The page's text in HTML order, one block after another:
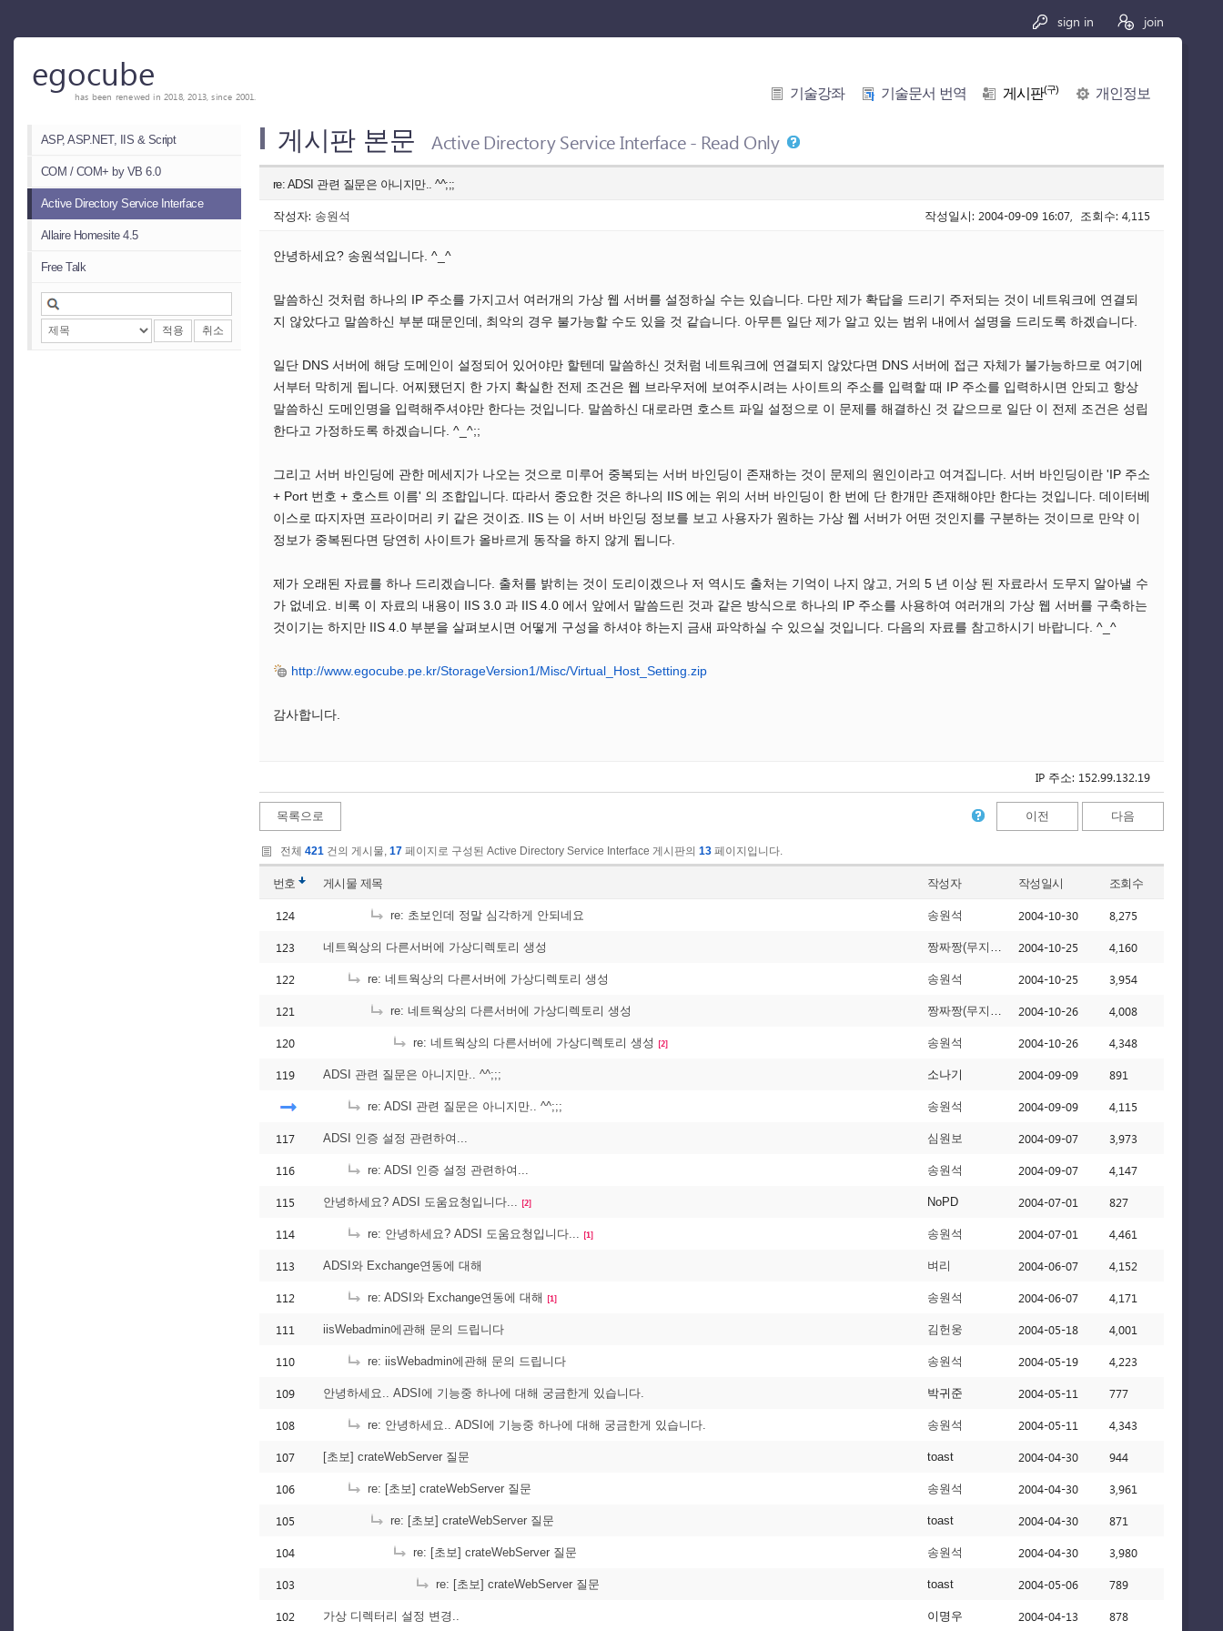
sign in join
egocube
has been renewed in 2018, 2013, since 2001. 기술강좌 기술문서 번역 게시판(구) 개인정보
ASP, ASP.NET, IIS & Script
COM / COM+ by VB 6.0
Active Directory Service Interface
Allaire Homesite 4.5
Free Talk
적용 취소
게시판 본문 Active Directory Service Interface - Read Only
re: ADSI 관련 질문은 아니지만.. ^^;;;
작성자: 송원석 작성일시: 2004-09-09 16:07, 조회수: 4,115
안녕하세요? 송원석입니다. ^_^
말씀하신 것처럼 하나의 IP 주소를 가지고서 여러개의 가상 웹 서버를 설정하실 수는 있습니다. 다만 제가 확답을 드리기 주저되는 것이 네트워크에 연결되
지 않았다고 말씀하신 부분 때문인데, 최악의 경우 불가능할 수도 있을 것 같습니다. 아무튼 일단 제가 알고 있는 범위 내에서 설명을 드리도록 하겠습니다.
일단 DNS 서버에 해당 도메인이 설정되어 있어야만 할텐데 말씀하신 것처럼 네트워크에 연결되지 않았다면 DNS 서버에 접근 자체가 불가능하므로 여기에
서부터 막히게 됩니다. 어찌됐던지 한 가지 확실한 전제 조건은 웹 브라우저에 보여주시려는 사이트의 주소를 입력할 때 IP 주소를 입력하시면 안되고 항상
말씀하신 도메인명을 입력해주셔야만 한다는 것입니다. 말씀하신 대로라면 호스트 파일 설정으로 이 문제를 해결하신 것 같으므로 일단 이 전제 조건은 성립
한다고 가정하도록 하겠습니다. ^_^;;
그리고 서버 바인딩에 관한 메세지가 나오는 것으로 미루어 중복되는 서버 바인딩이 존재하는 것이 문제의 원인이라고 여겨집니다. 서버 바인딩이란 'IP 주소
+ Port 번호 + 호스트 이름' 의 조합입니다. 따라서 중요한 것은 하나의 IIS 에는 위의 서버 바인딩이 한 번에 단 한개만 존재해야만 한다는 것입니다. 데이터베
이스로 따지자면 프라이머리 키 같은 것이죠. IIS 는 이 서버 바인딩 정보를 보고 사용자가 원하는 가상 웹 서버가 어떤 것인지를 구분하는 것이므로 만약 이
정보가 중복된다면 당연히 사이트가 올바르게 동작을 하지 않게 됩니다.
제가 오래된 자료를 하나 드리겠습니다. 출처를 밝히는 것이 도리이겠으나 저 역시도 출처는 기억이 나지 않고, 거의 5 년 이상 된 자료라서 도무지 알아낼 수
가 없네요. 비록 이 자료의 내용이 IIS 3.0 과 IIS 4.0 에서 앞에서 말씀드린 것과 같은 방식으로 하나의 IP 주소를 사용하여 여러개의 가상 웹 서버를 구축하는
것이기는 하지만 IIS 4.0 부분을 살펴보시면 어떻게 구성을 하셔야 하는지 금새 파악하실 수 있으실 것입니다. 다음의 자료를 참고하시기 바랍니다. ^_^
http://www.egocube.pe.kr/StorageVersion1/Misc/Virtual_Host_Setting.zip
감사합니다.
IP 주소: 152.99.132.19
목록으로 이전 다음
전체 421 건의 게시물, 17 페이지로 구성된 Active Directory Service Interface 게시판의 13 페이지입니다.
번호 게시물 제목 작성자 작성일시 조회수
124 re: 초보인데 정말 심각하게 안되네요 송원석 2004-10-30 8,275
123 네트웍상의 다른서버에 가상디렉토리 생성 짱짜짱(무지막지초보) 2004-10-25 4,160
122 re: 네트웍상의 다른서버에 가상디렉토리 생성 송원석 2004-10-25 3,954
121 re: 네트웍상의 다른서버에 가상디렉토리 생성 짱짜짱(무지막지초보) 2004-10-26 4,008
120 re: 네트웍상의 다른서버에 가상디렉토리 생성 [2] 송원석 2004-10-26 4,348
119 ADSI 관련 질문은 아니지만.. ^^;;; 소나기 2004-09-09 891
re: ADSI 관련 질문은 아니지만.. ^^;;; 송원석 2004-09-09 4,115
117 ADSI 인증 설정 관련하여... 심원보 2004-09-07 3,973
116 re: ADSI 인증 설정 관련하여... 송원석 2004-09-07 4,147
115 안녕하세요? ADSI 도움요청입니다... [2] NoPD 2004-07-01 827
114 re: 안녕하세요? ADSI 도움요청입니다... [1] 송원석 2004-07-01 4,461
113 ADSI와 Exchange연동에 대해 벼리 2004-06-07 4,152
112 re: ADSI와 Exchange연동에 대해 [1] 송원석 2004-06-07 4,171
111 iisWebadmin에관해 문의 드립니다 김헌웅 2004-05-18 4,001
110 re: iisWebadmin에관해 문의 드립니다 송원석 2004-05-19 4,223
109 안녕하세요.. ADSI에 기능중 하나에 대해 궁금한게 있습니다. 박귀준 2004-05-11 777
108 re: 안녕하세요.. ADSI에 기능중 하나에 대해 궁금한게 있습니다. 송원석 2004-05-11 4,343
107 [초보] crateWebServer 질문 toast 2004-04-30 944
106 re: [초보] crateWebServer 질문 송원석 2004-04-30 3,961
105 re: [초보] crateWebServer 질문 toast 2004-04-30 871
104 re: [초보] crateWebServer 질문 송원석 2004-04-30 3,980
103 re: [초보] crateWebServer 질문 toast 2004-05-06 789
102 가상 디렉터리 설정 변경.. 이명우 2004-04-13 878